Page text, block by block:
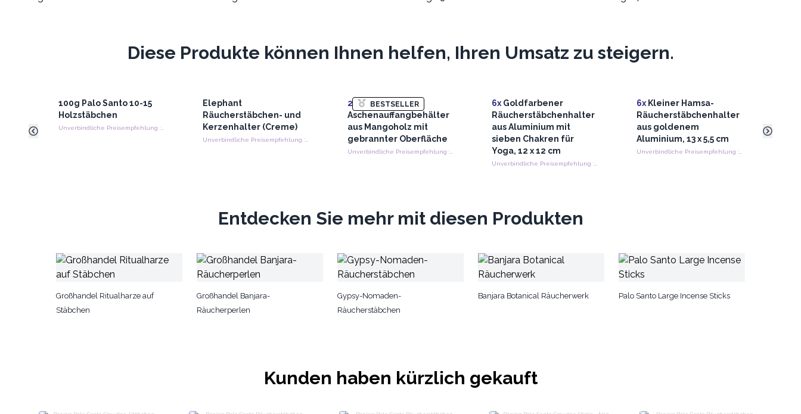
Diese Produkte können Ihnen helfen, Ihren Umsatz zu steigern.
100g Palo Santo 10-15
Holzstäbchen
Elephant
Räucherstäbchen- und
Kerzenhalter (Creme)
BESTSELLER
20xGeschnitzter
Aschenauffangbehälter
aus Mangoholz mit
gebrannter Oberfläche
Unverbindliche Preisempfehlung : €1.25/Ashcatcher
6x Goldfarbener
Räucherstäbchenhalter
aus Aluminium mit
sieben Chakren für
Yoga, 12 x 12 cm
6xKleiner Hamsa-
Räucherstäbchenhalter
aus goldenem
Aluminium, 13 x 5,5 cm
Unverbindliche Preisempfehlung : €5.40/Stück
Entdecken Sie mehr mit diesen Produkten
Großhandel Ritualharze auf
Stäbchen
Großhandel Banjara-
Räucherperlen
Gypsy-Nomaden-
Räucherstäbchen
Banjara Botanical Räucherwerk Palo Santo Large Incense Sticks
Kunden haben kürzlich gekauft